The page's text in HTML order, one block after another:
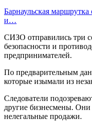
Барнаульская
и…
СИЗО отправились три
безопасности и
предпринимателей.
По предварительным
которые изымали из
Следователи
другие бизнесмены. Они
нелегальные продажи.